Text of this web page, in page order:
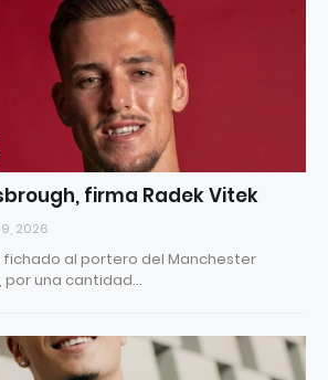
firma Radek Vitek
2026
fichado al portero del Manchester
por una cantidad…